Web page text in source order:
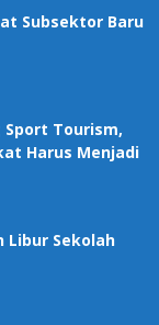
Subsektor Baru
Tourism,
Harus Menjadi
Libur Sekolah